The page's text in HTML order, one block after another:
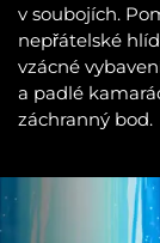
v soubojích.
nepřátelské
vzácné
a padlé
záchranný bod.